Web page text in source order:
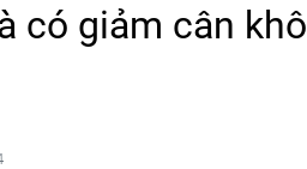
có giảm cân